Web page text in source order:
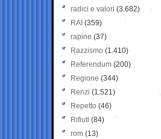
radici e valori (3.682)
RAI (359)
rapine (37)
Razzismo (1.410)
Referendum (200)
Regione (344)
Renzi (1.521)
Repetto (46)
Rifiuti (84)
rom (13)